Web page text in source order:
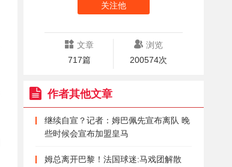
关注他
文章
717篇
浏览
200574次
作者其他文章
继续自宣？记者：姆巴佩先宣布离队 晚
些时候会宣布加盟皇马
姆总离开巴黎！法国球迷:马戏团解散